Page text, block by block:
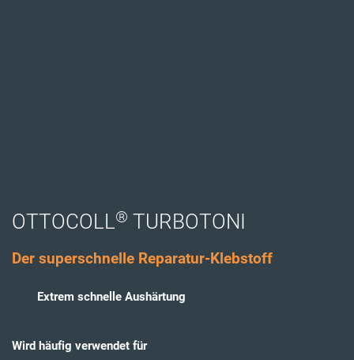
OTTOCOLL® TURBOTONI
Der superschnelle Reparatur-Klebstoff
Extrem schnelle Aushärtung
Wird häufig verwendet für